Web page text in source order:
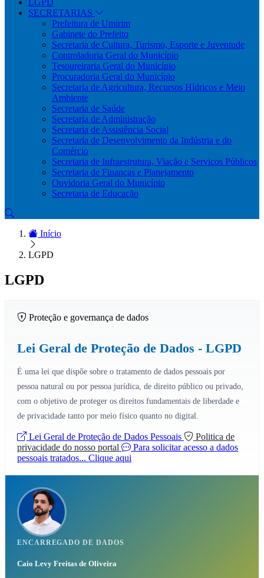
LGPD
SECRETARIAS
Prefeitura de Umirim
Gabinete do Prefeito
Secretaria de Cultura, Turismo, Esporte e Juventude
Controladoria Geral do Município
Tesoureiraria Geral do Município
Procuradoria Geral do Município
Secretaria de Agricultura, Recursos Hídricos e Meio
Ambiente
Secretaria de Saúde
Secretaria de Administração
Secretaria de Assistência Social
Secretaria de Desenvolvimento da Indústria e do
Comércio
Secretaria de Infraestrutura, Viação e Serviços Públicos
Secretaria de Finanças e Planejamento
Ouvidoria Geral do Município
Secretaria de Educação
Início
LGPD
LGPD
Proteção e governança de dados
Lei Geral de Proteção de Dados - LGPD
É uma lei que dispõe sobre o tratamento de dados pessoais por
pessoa natural ou por pessoa jurídica, de direito público ou privado,
com o objetivo de proteger os direitos fundamentais de liberdade e
de privacidade tanto por meio físico quanto no digital.
Lei Geral de Proteção de Dados Pessoais
Politica de
privacidade do nosso portal
Para solicitar acesso a dados
pessoais tratados... Clique aqui
ENCARREGADO DE DADOS
Caio Levy Freitas de Oliveira